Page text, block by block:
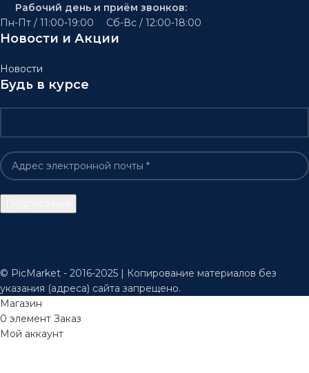
Рабочий день и приём звонков:
Пн-Пт / 11:00-19:00 Сб-Вс / 12:00-18:00
Новости и Акции
Новости
Будь в курсе
© PicMarket - 2016-2025 | Копирование материалов без
указания (адреса) сайта запрещено.
Магазин
0 элемент Заказ
Мой аккаунт